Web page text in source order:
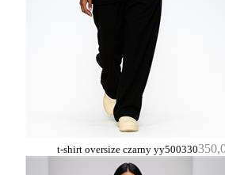
t-shirt oversize czarny yy500330